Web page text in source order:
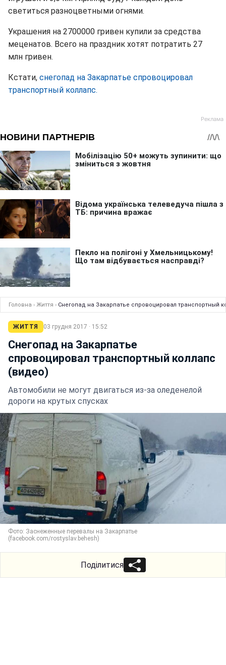
светиться разноцветными огнями.
Украшения на 2700000 гривен купили за средства
меценатов. Всего на праздник хотят потратить 27
млн гривен.
Кстати, снегопад на Закарпатье спровоцировал
транспортный коллапс.
Головна › Життя › Снегопад на Закарпатье спровоцировал транспортный
ЖИТТЯ 03 грудня 2017 · 15:52
Снегопад на Закарпатье
спровоцировал транспортный коллапс
(видео)
Автомобили не могут двигаться из-за оледенелой
дороги на крутых спусках
Фото: Заснеженные перевалы на Закарпатье
(facebook.com/rostyslav.behesh)
Поділитися